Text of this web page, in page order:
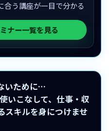
合う講座が一目で分かる
ナー一覧を見る
いために…
いこなして、仕事・収
スキルを身につけませ